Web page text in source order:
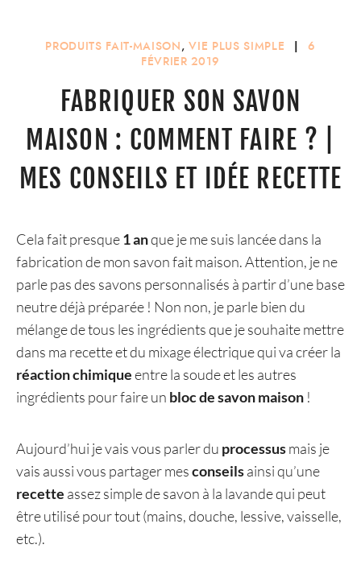
PRODUITS FAIT-MAISON,VIE PLUS SIMPLE |
6
FÉVRIER 2019
FABRIQUER SON SAVON
MAISON : COMMENT FAIRE ? |
MES CONSEILS ET IDÉE RECETTE
Cela fait presque1 anque je me suis lancée dans la
fabrication de mon savon fait maison. Attention, je ne
parle pas des savons personnalisés à partir d’une base
neutre déjà préparée ! Non non, je parle bien du
mélange de tous les ingrédients que je souhaite mettre
dans ma recette et du mixage électrique qui va créer la
réaction chimiqueentre la soude et les autres
ingrédients pour faire un bloc de savon maison !
Aujourd’hui je vais vous parler du processusmais je
vais aussi vous partager mesconseilsainsi qu’une
recette assez simple de savon à la lavande qui peut
être utilisé pour tout (mains, douche, lessive, vaisselle,
etc.).